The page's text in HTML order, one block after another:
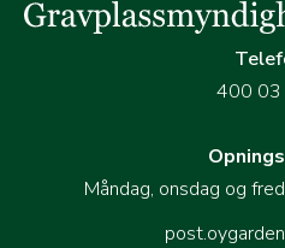
400
Måndag, onsdag og